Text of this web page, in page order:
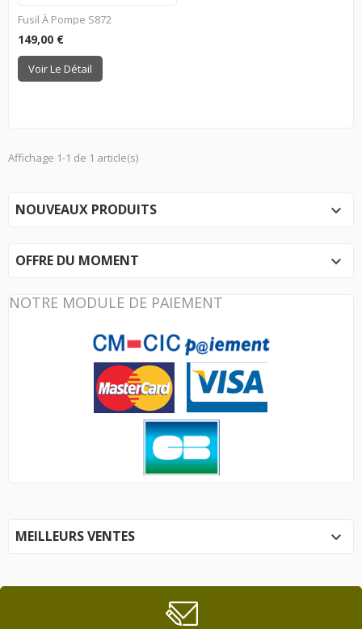
Fusil À Pompe S872
149,00 €
Voir Le Détail
Affichage 1-1 de 1 article(s)
NOUVEAUX PRODUITS 
OFFRE DU MOMENT 
NOTRE MODULE DE PAIEMENT
MEILLEURS VENTES 